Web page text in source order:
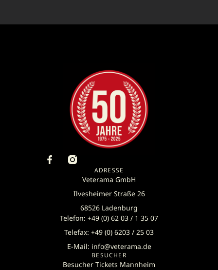
ADRESSE
Veterama GmbH
Ilvesheimer Straße 26
68526 Ladenburg
Telefon: +49 (0) 62 03 / 1 35 07
Telefax: +49 (0) 6203 / 25 03
E-Mail: info@veterama.de
BESUCHER
Besucher Tickets Mannheim